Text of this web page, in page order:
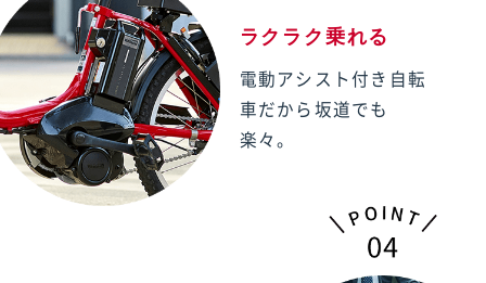
ラクラク乗れる
電動アシスト付き自転
車だから坂道でも
楽々。